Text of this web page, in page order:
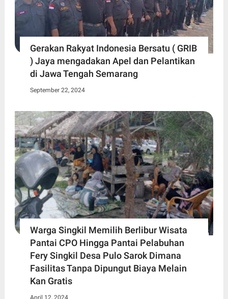
Gerakan Rakyat Indonesia Bersatu ( GRIB
) Jaya mengadakan Apel dan Pelantikan
di Jawa Tengah Semarang
September 22, 2024
Warga Singkil Memilih Berlibur Wisata
Pantai CPO Hingga Pantai Pelabuhan
Fery Singkil Desa Pulo Sarok Dimana
Fasilitas Tanpa Dipungut Biaya Melain
Kan Gratis
April 12, 2024